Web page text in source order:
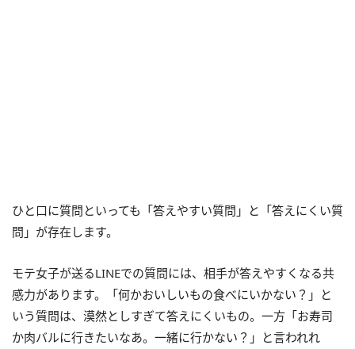
ひと口に質問といっても「答えやすい質問」と「答えにくい質
問」が存在します。
モテ女子が送るLINEでの質問には、相手が答えやすくなる共
感力があります。「何かおいしいもの食べにいかない？」と
いう質問は、漠然としすぎて答えにくいもの。一方「お寿司
か肉バルに行きたいなあ。一緒に行かない？」と言われれ